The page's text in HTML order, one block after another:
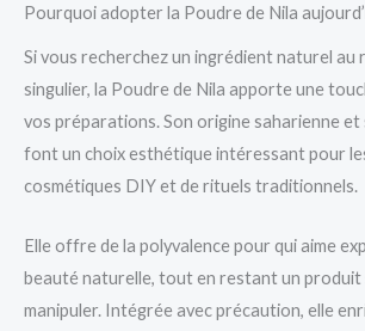
Pourquoi adopter la Poudre de Nila
Si vous recherchez un ingrédient naturel au
singulier, la Poudre de Nila apporte une
vos préparations. Son origine saharienne et
font un choix esthétique intéressant pour
cosmétiques DIY et de rituels traditionnels.
Elle offre de la polyvalence pour qui aime
beauté naturelle, tout en restant un produit
manipuler. Intégrée avec précaution, elle